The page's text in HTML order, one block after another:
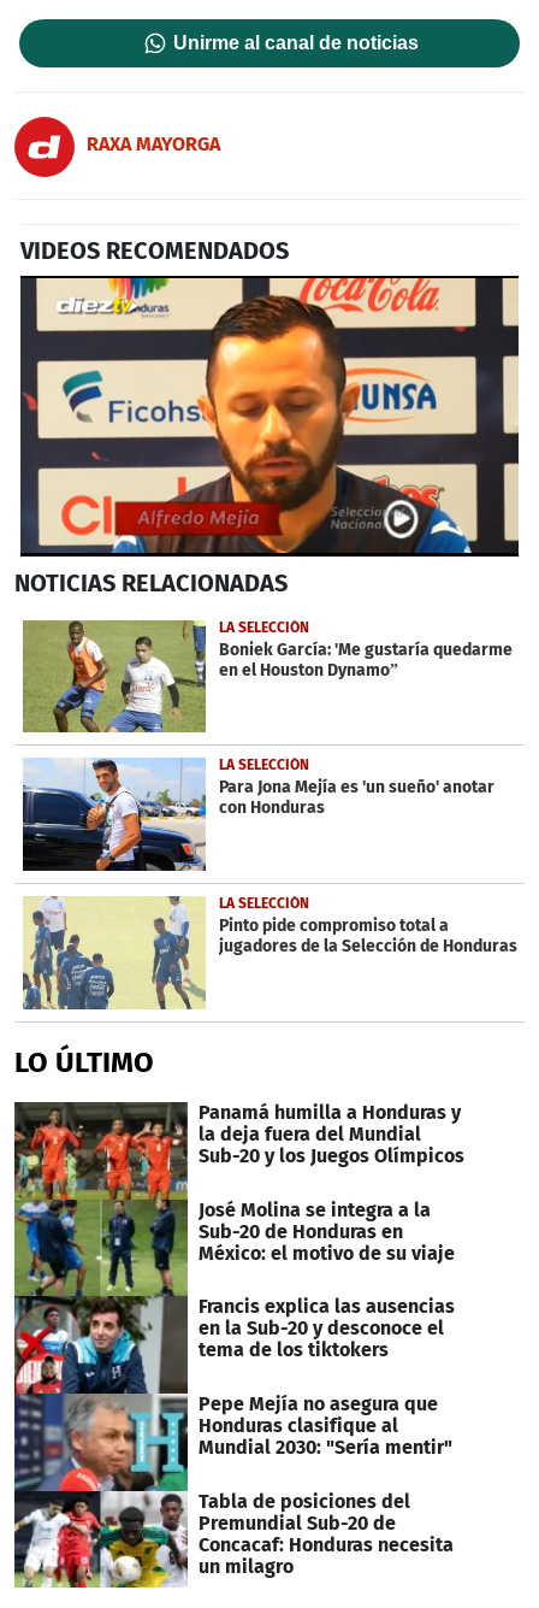
Unirme al canal de noticias
RAXA MAYORGA
VIDEOS RECOMENDADOS
seconds
2
minutes,
seconds
NOTICIAS RELACIONADAS
LA SELECCIÓN
Boniek García: 'Me gustaría quedarme
en el Houston Dynamo”
LA SELECCIÓN
Para Jona Mejía es 'un sueño' anotar
con Honduras
LA SELECCIÓN
Pinto pide compromiso total a
jugadores de la Selección de Honduras
LO ÚLTIMO
Panamá humilla a Honduras y
la deja fuera del Mundial
Sub-20 y los Juegos Olímpicos
José Molina se integra a la
Sub-20 de Honduras en
México: el motivo de su viaje
Francis explica las ausencias
en la Sub-20 y desconoce el
tema de los tiktokers
Pepe Mejía no asegura que
Honduras clasifique al
Mundial 2030: "Sería mentir"
Tabla de posiciones del
Premundial Sub-20 de
Concacaf: Honduras necesita
un milagro